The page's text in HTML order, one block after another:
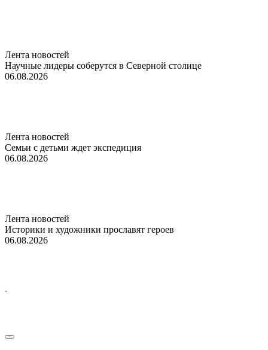
Лента новостей
Научные лидеры соберутся в Северной столице
06.08.2026
Лента новостей
Семьи с детьми ждет экспедиция
06.08.2026
Лента новостей
Историки и художники прославят героев
06.08.2026